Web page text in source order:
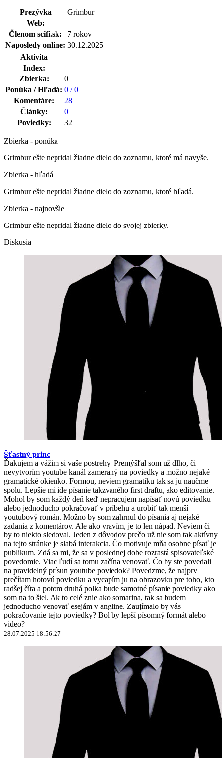
Prezývka
Grimbur
Web:
Členom scifi.sk:
7 rokov
Naposledy online: 30.12.2025
Aktivita
Index:
Zbierka:
0
Ponúka / Hľadá: 0 / 0
Komentáre:
28
Články:
0
Poviedky:
32
Zbierka - ponúka
Grimbur ešte nepridal žiadne dielo do zoznamu, ktoré má navyše.
Zbierka - hľadá
Grimbur ešte nepridal žiadne dielo do zoznamu, ktoré hľadá.
Zbierka - najnovšie
Grimbur ešte nepridal žiadne dielo do svojej zbierky.
Diskusia
Šťastný princ
Ďakujem a vážim si vaše postrehy. Premýšľal som už dlho, či
nevytvorím youtube kanál zameraný na poviedky a možno nejaké
gramatické okienko. Formou, neviem gramatiku tak sa ju naučme
spolu. Lepšie mi ide písanie takzvaného first draftu, ako editovanie.
Mohol by som každý deň keď nepracujem napísať novú poviedku
alebo jednoducho pokračovať v príbehu a urobiť tak menší
youtubový román. Možno by som zahrnul do písania aj nejaké
zadania z komentárov. Ale ako vravím, je to len nápad. Neviem či
by to niekto sledoval. Jeden z dôvodov prečo už nie som tak aktívny
na tejto stránke je slabá interakcia. Čo motivuje mňa osobne písať je
publikum. Zdá sa mi, že sa v poslednej dobe rozrastá spisovateľské
povedomie. Viac ľudí sa tomu začína venovať. Čo by ste povedali
na pravidelný prísun youtube poviedok? Povedzme, že najprv
prečítam hotovú poviedku a vycapím ju na obrazovku pre toho, kto
radšej číta a potom druhá polka bude samotné písanie poviedky ako
som na to šiel. Ak to celé znie ako somarina, tak sa budem
jednoducho venovať esejám v angline. Zaujímalo by vás
pokračovanie tejto poviedky? Bol by lepší písomný formát alebo
video?
28.07.2025 18:56:27